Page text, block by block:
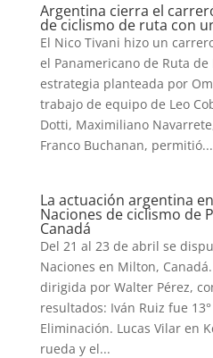
Argentina cierra el
de ciclismo de ruta con
El Nico Tivani hizo un
el Panamericano de Ruta de
estrategia planteada por
trabajo de equipo de Leo
Dotti, Maximiliano
Franco Buchanan, permitió...
La actuación argentina
Naciones de ciclismo de
Canadá
Del 21 al 23 de abril se
Naciones en Milton,
dirigida por Walter Pérez,
resultados: Iván Ruiz fue
Eliminación. Lucas Vilar en
rueda y el...